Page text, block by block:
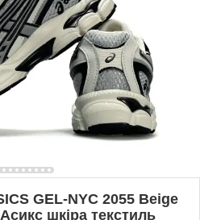
GEL-NYC 2055 Beige
шкіра текстиль